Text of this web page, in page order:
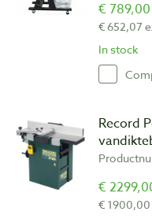
€
€ 652,07
In stock
Record
€
€ 1900,00